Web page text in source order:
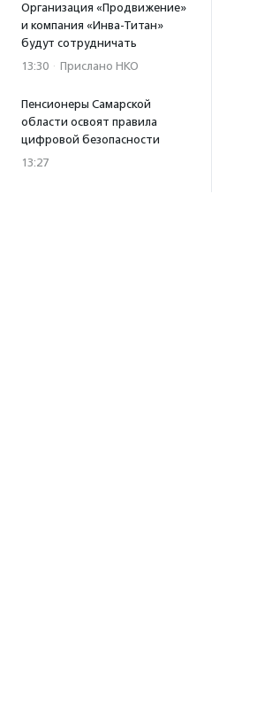
Организация «Продвижение»
и компания «Инва-Титан»
будут сотрудничать
13:30 · Прислано НКО
Пенсионеры Самарской
области освоят правила
цифровой безопасности
13:27